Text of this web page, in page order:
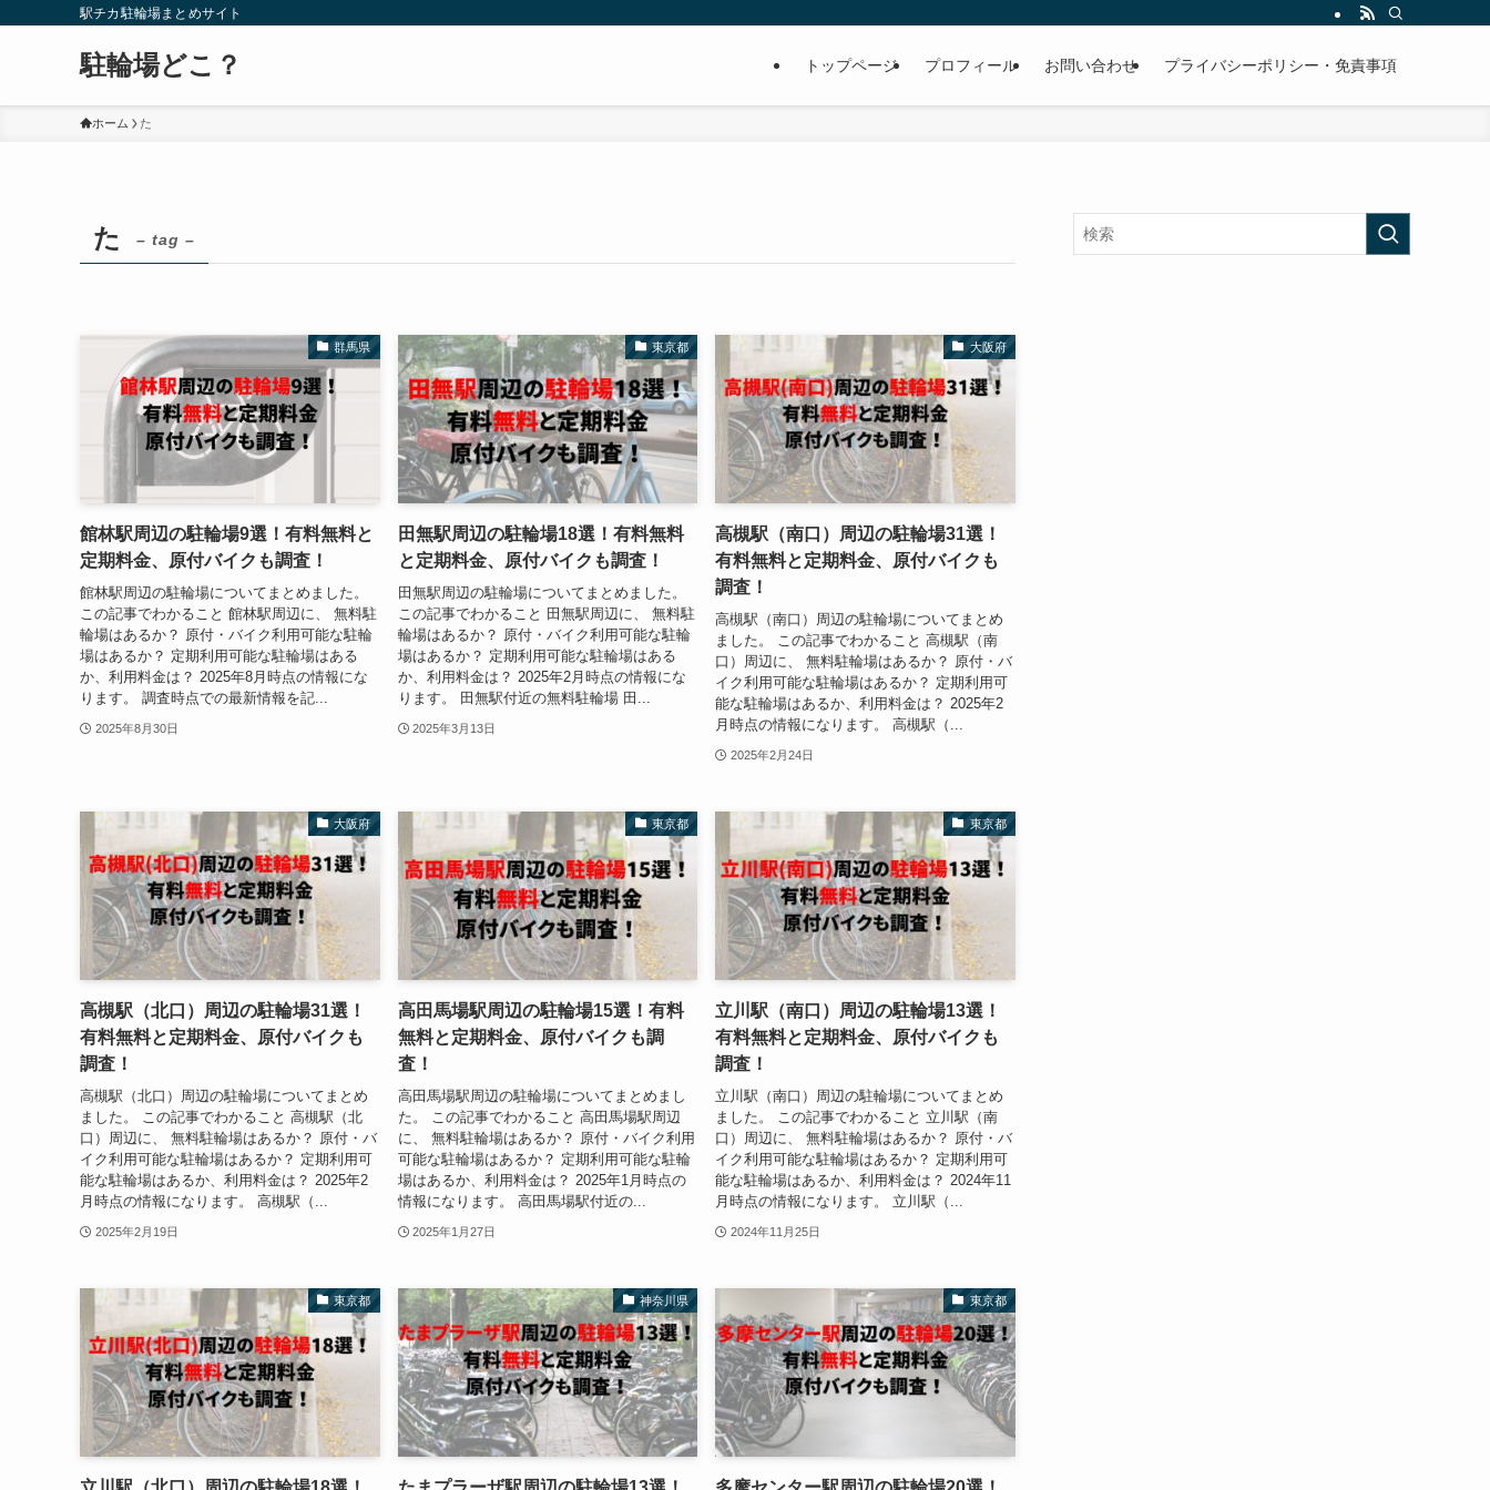
駅チカ駐輪場まとめサイト
駐輪場どこ？ トップページ プロフィール お問い合わせ プライバシーポリシー・免責事項
ホーム た
た – tag –
群馬県
館林駅周辺の駐輪場9選！有料無料と
定期料金、原付バイクも調査！
館林駅周辺の駐輪場についてまとめました。
この記事でわかること 館林駅周辺に、 無料駐
輪場はあるか？ 原付・バイク利用可能な駐輪
場はあるか？ 定期利用可能な駐輪場はある
か、利用料金は？ 2025年8月時点の情報にな
ります。 調査時点での最新情報を記...
2025年8月30日
東京都
田無駅周辺の駐輪場18選！有料無料
と定期料金、原付バイクも調査！
田無駅周辺の駐輪場についてまとめました。
この記事でわかること 田無駅周辺に、 無料駐
輪場はあるか？ 原付・バイク利用可能な駐輪
場はあるか？ 定期利用可能な駐輪場はある
か、利用料金は？ 2025年2月時点の情報にな
ります。 田無駅付近の無料駐輪場 田...
2025年3月13日
大阪府
高槻駅（南口）周辺の駐輪場31選！
有料無料と定期料金、原付バイクも
調査！
高槻駅（南口）周辺の駐輪場についてまとめ
ました。 この記事でわかること 高槻駅（南
口）周辺に、 無料駐輪場はあるか？ 原付・バ
イク利用可能な駐輪場はあるか？ 定期利用可
能な駐輪場はあるか、利用料金は？ 2025年2
月時点の情報になります。 高槻駅（...
2025年2月24日
大阪府
高槻駅（北口）周辺の駐輪場31選！
有料無料と定期料金、原付バイクも
調査！
高槻駅（北口）周辺の駐輪場についてまとめ
ました。 この記事でわかること 高槻駅（北
口）周辺に、 無料駐輪場はあるか？ 原付・バ
イク利用可能な駐輪場はあるか？ 定期利用可
能な駐輪場はあるか、利用料金は？ 2025年2
月時点の情報になります。 高槻駅（...
2025年2月19日
東京都
高田馬場駅周辺の駐輪場15選！有料
無料と定期料金、原付バイクも調
査！
高田馬場駅周辺の駐輪場についてまとめまし
た。 この記事でわかること 高田馬場駅周辺
に、 無料駐輪場はあるか？ 原付・バイク利用
可能な駐輪場はあるか？ 定期利用可能な駐輪
場はあるか、利用料金は？ 2025年1月時点の
情報になります。 高田馬場駅付近の...
2025年1月27日
東京都
立川駅（南口）周辺の駐輪場13選！
有料無料と定期料金、原付バイクも
調査！
立川駅（南口）周辺の駐輪場についてまとめ
ました。 この記事でわかること 立川駅（南
口）周辺に、 無料駐輪場はあるか？ 原付・バ
イク利用可能な駐輪場はあるか？ 定期利用可
能な駐輪場はあるか、利用料金は？ 2024年11
月時点の情報になります。 立川駅（...
2024年11月25日
東京都 神奈川県 東京都